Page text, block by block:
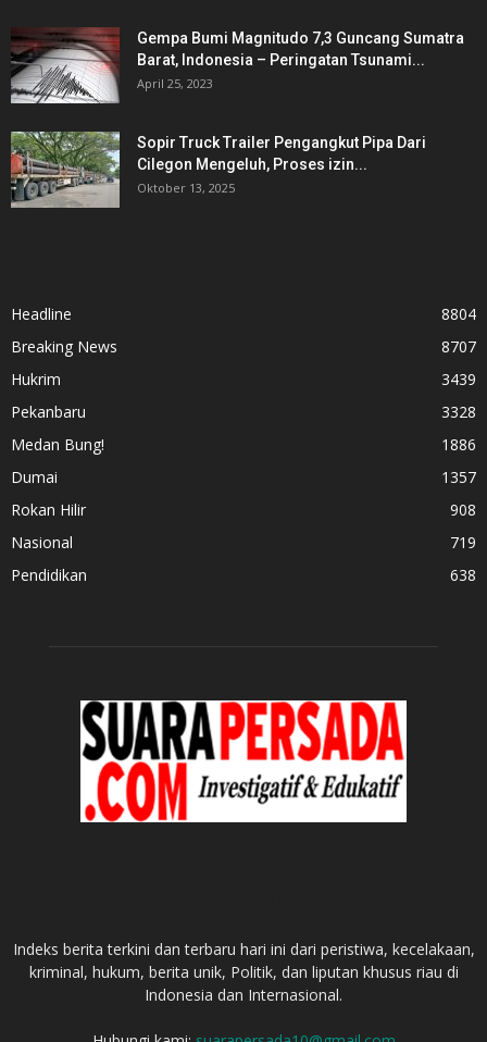
Gempa Bumi Magnitudo 7,3 Guncang Sumatra
Barat, Indonesia – Peringatan Tsunami...
April 25, 2023
Sopir Truck Trailer Pengangkut Pipa Dari
Cilegon Mengeluh, Proses izin...
Oktober 13, 2025
Headline
8804
Breaking News
8707
Hukrim
3439
Pekanbaru
3328
Medan Bung!
1886
Dumai
1357
Rokan Hilir
908
Nasional
719
Pendidikan
638
Indeks berita terkini dan terbaru hari ini dari peristiwa, kecelakaan,
kriminal, hukum, berita unik, Politik, dan liputan khusus riau di
Indonesia dan Internasional.